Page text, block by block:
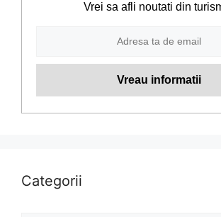
Vrei sa afli noutati din
Categorii